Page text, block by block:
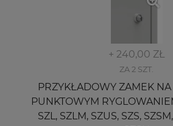
+ 240,00 ZŁ
ZA 2 SZT.
PRZYKŁADOWY ZAMEK NA
PUNKTOWYM
SZL, SZLM, SZUS, SZS,